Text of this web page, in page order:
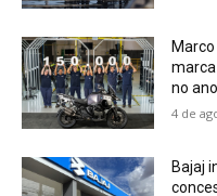
no
4 de
Bajaj